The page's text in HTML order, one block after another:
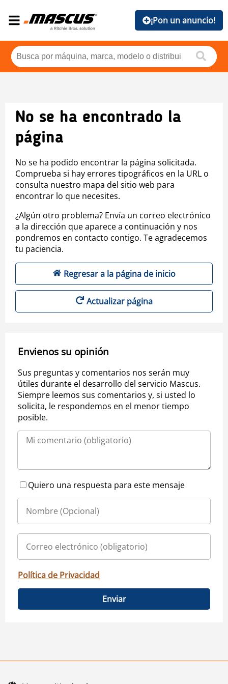
¡Pon un anuncio!
No se ha encontrado la
página
No se ha podido encontrar la página solicitada.
Comprueba si hay errores tipográficos en la URL o
consulta nuestro mapa del sitio web para
encontrar lo que necesites.
¿Algún otro problema? Envía un correo electrónico
a la dirección que aparece a continuación y nos
pondremos en contacto contigo. Te agradecemos
tu paciencia.
Regresar a la página de inicio
Actualizar página
Envienos su opinión
Sus preguntas y comentarios nos serán muy
útiles durante el desarrollo del servicio Mascus.
Siempre leemos sus comentarios y, si usted lo
solicita, le respondemos en el menor tiempo
posible.
Quiero una respuesta para este mensaje
Política de Privacidad
Enviar